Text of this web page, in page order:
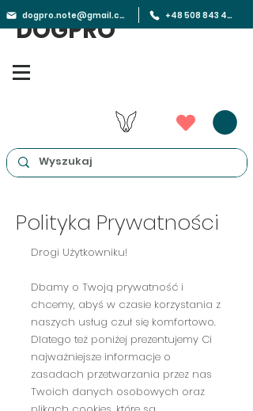
DOGPRO dogpro.note@gmail.com +48 508 843 450
Polityka Prywatności
Drogi Użytkowniku!
Dbamy o Twoją prywatność i
chcemy, abyś w czasie korzystania z
naszych usług czuł się komfortowo.
Dlatego też poniżej prezentujemy Ci
najważniejsze informacje o
zasadach przetwarzania przez nas
Twoich danych osobowych oraz